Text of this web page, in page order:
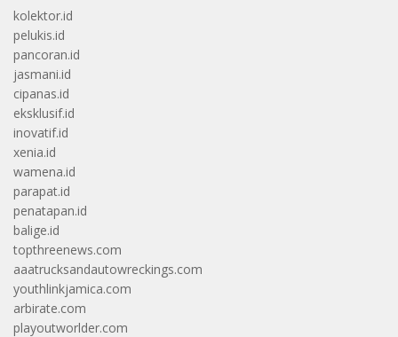
kolektor.id
pelukis.id
pancoran.id
jasmani.id
cipanas.id
eksklusif.id
inovatif.id
xenia.id
wamena.id
parapat.id
penatapan.id
balige.id
topthreenews.com
aaatrucksandautowreckings.com
youthlinkjamica.com
arbirate.com
playoutworlder.com